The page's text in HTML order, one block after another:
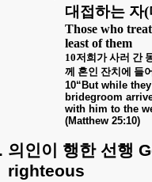
대접하는 자(
Those who
least of them
10저희가 사러 간
께 혼인 잔치에 들
10“But while
bridegroom
with him to the
(Matthew 25:10)
의인이 행한 선행
righteous